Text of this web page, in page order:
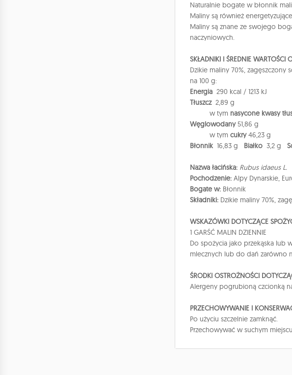
Naturalnie bogate w błonnik
Maliny są również
Maliny są znane ze swojego
naczyniowych.
SKŁADNIKI I ŚREDNIE WARTOŚCI
Dzikie maliny 70%,
na 100 g:
Energia 290 kcal / 1213 kJ
Tłuszcz2,89 g
w tym nasycone kwasy
Węglowodany51,86 g
w tym cukry46,23 g
Błonnik 16,83 g Białko 3,2 g
Nazwa łacińska: Rubus idaeus L.
Pochodzenie: Alpy Dynarskie,
Bogate w: Błonnik
Składniki: Dzikie maliny 70%,
WSKAZÓWKI DOTYCZĄCE
1 GARŚĆ MALIN DZIENNIE
Do spożycia jako przekąska lub
mlecznych lub do dań zarówno
ŚRODKI OSTROŻNOŚCI
Alergeny pogrubioną czcionką
PRZECHOWYWANIE I
Po użyciu szczelnie zamknąć.
Przechowywać w suchym